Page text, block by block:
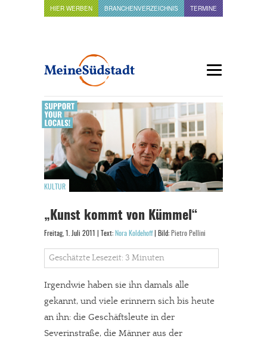
HIER WERBEN BRANCHENVERZEICHNIS TERMINE
KULTUR
„Kunst kommt von Kümmel“
Freitag, 1. Juli 2011 | Text: Nora Koldehoff| Bild: Pietro Pellini
Geschätzte Lesezeit: 3 Minuten
Irgendwie haben sie ihn damals alle
gekannt, und viele erinnern sich bis heute
an ihn: die Geschäftsleute in der
Severinstraße, die Männer aus der